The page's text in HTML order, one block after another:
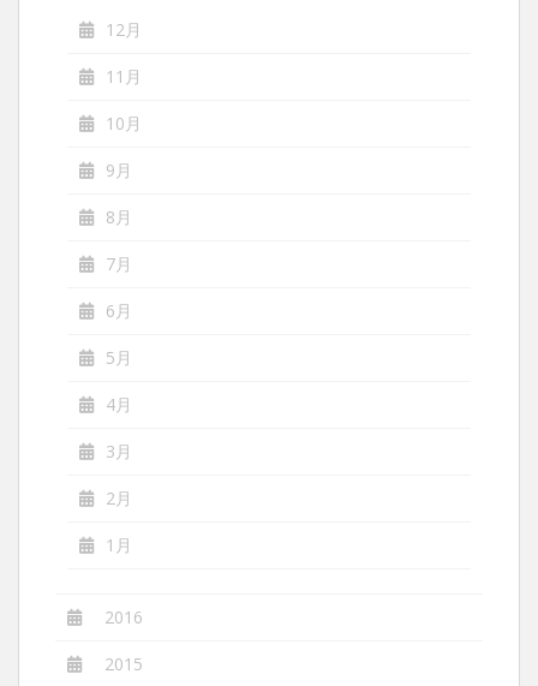
12月
11月
10月
9月
8月
7月
6月
5月
4月
3月
2月
1月
2016
2015